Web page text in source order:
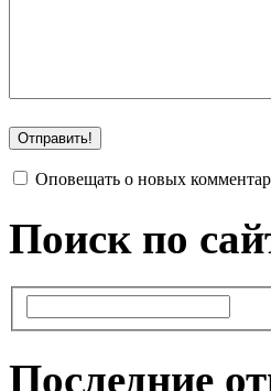
Оповещать о новых
Поиск по
Последние